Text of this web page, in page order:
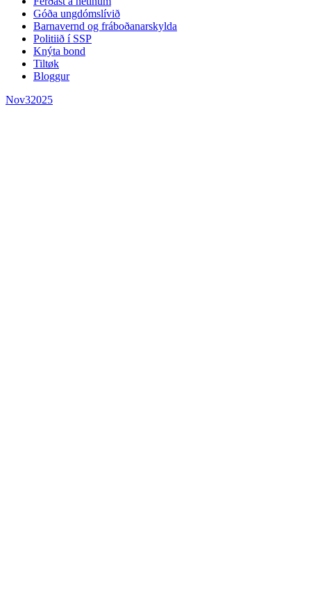
Góða ungdómslívið
Barnavernd og fráboðanarskylda
Politiið í SSP
Knýta bond
Tiltøk
Bloggur
Nov32025